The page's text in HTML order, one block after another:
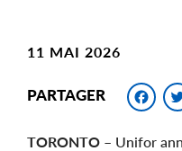
11 MAI 2026
PARTAGER
TORONTO – Unifor